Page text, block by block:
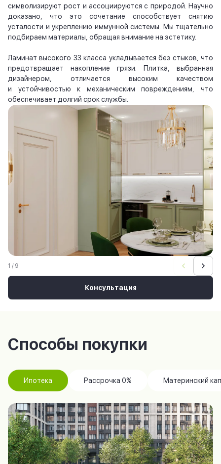
символизируют рост и ассоциируются с природой. Научно
доказано, что это сочетание способствует снятию
усталости и укреплению иммунной системы. Мы тщательно
подбираем материалы, обращая внимание на эстетику.
Ламинат высокого 33 класса укладывается без стыков, что
предотвращает накопление грязи. Плитка, выбранная
дизайнером, отличается высоким качеством
и устойчивостью к механическим повреждениям, что
обеспечивает долгий срок службы.
Консультация
1 / 9
Способы покупки
Ипотека Рассрочка 0% Материнский